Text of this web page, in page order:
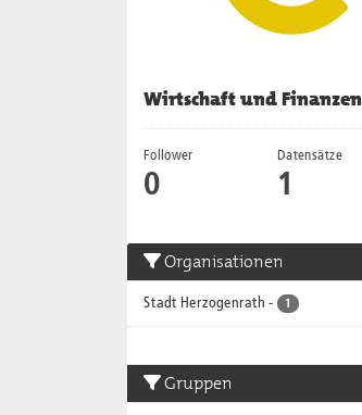
Wirtschaft und Finanzen
Follower
0
Datensätze
1
Organisationen
Stadt Herzogenrath - 1
Gruppen